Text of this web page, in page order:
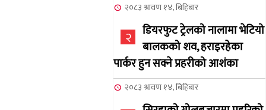
२०८३ श्रावण १४, बिहिबार
२
डियरफुट ट्रेलको नालामा भेटियो
बालकको शव, हराइरहेका
पार्कर हुन सक्ने प्रहरीको आशंका
२०८३ श्रावण १४, बिहिबार